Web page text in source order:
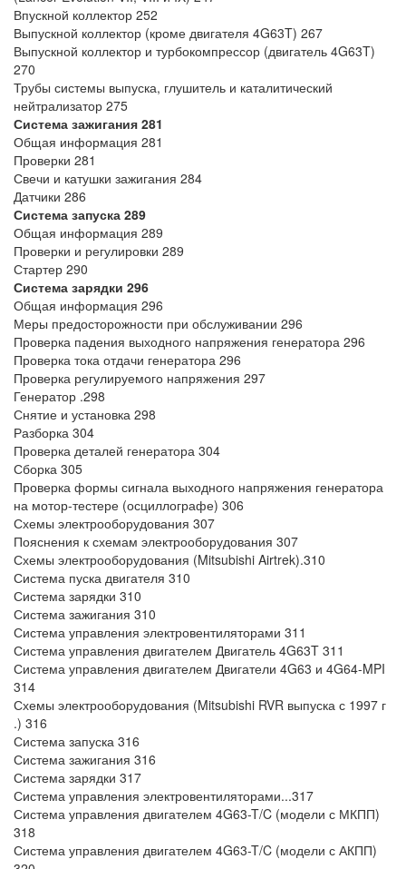
Впускной коллектор 252
Выпускной коллектор (кроме двигателя 4G63T) 267
Выпускной коллектор и турбокомпрессор (двигатель 4G63T)
270
Трубы системы выпуска, глушитель и каталитический
нейтрализатор 275
Система зажигания 281
Общая информация 281
Проверки 281
Свечи и катушки зажигания 284
Датчики 286
Система запуска 289
Общая информация 289
Проверки и регулировки 289
Стартер 290
Система зарядки 296
Общая информация 296
Меры предосторожности при обслуживании 296
Проверка падения выходного напряжения генератора 296
Проверка тока отдачи генератора 296
Проверка регулируемого напряжения 297
Генератор .298
Снятие и установка 298
Разборка 304
Проверка деталей генератора 304
Сборка 305
Проверка формы сигнала выходного напряжения генератора
на мотор-тестере (осциллографе) 306
Схемы электрооборудования 307
Пояснения к схемам электрооборудования 307
Схемы электрооборудования (Mitsubishi Airtrek).310
Система пуска двигателя 310
Система зарядки 310
Система зажигания 310
Система управления электровентиляторами 311
Система управления двигателем Двигатель 4G63T 311
Система управления двигателем Двигатели 4G63 и 4G64-MPI
314
Схемы электрооборудования (Mitsubishi RVR выпуска с 1997 г
.) 316
Система запуска 316
Система зажигания 316
Система зарядки 317
Система управления электровентиляторами...317
Система управления двигателем 4G63-T/C (модели с МКПП)
318
Система управления двигателем 4G63-T/C (модели с АКПП)